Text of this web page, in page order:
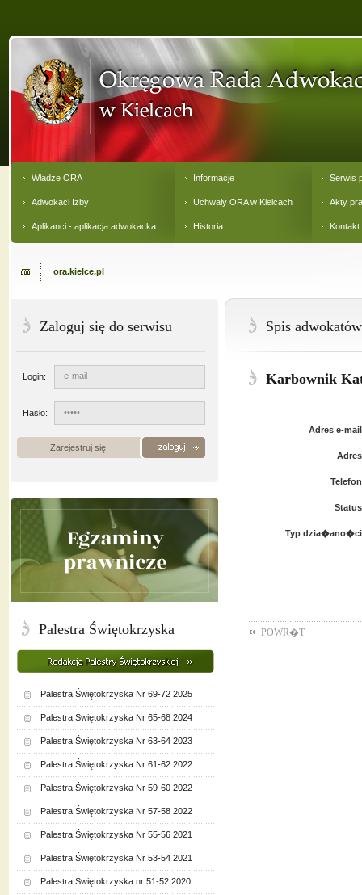
Władze ORA
Adwokaci Izby
Aplikanci - aplikacja adwokacka
Informacje
Uchwały ORA w Kielcach
Historia
Serwis
Akty
Kontakt
ora.kielce.pl
Spis
Karbownik
Adres e-mail
Adres
Telefon
Status
Typ dzia�ano�ci
POWR�T
Zaloguj się do serwisu
Login:
Hasło:
Zarejestruj się
Palestra Świętokrzyska
Palestra Świętokrzyska Nr 69-72 2025
Palestra Świętokrzyska Nr 65-68 2024
Palestra Świętokrzyska Nr 63-64 2023
Palestra Świętokrzyska Nr 61-62 2022
Palestra Świętokrzyska Nr 59-60 2022
Palestra Świętokrzyska Nr 57-58 2022
Palestra Świętokrzyska Nr 55-56 2021
Palestra Świętokrzyska Nr 53-54 2021
Palestra Świętokrzyska nr 51-52 2020